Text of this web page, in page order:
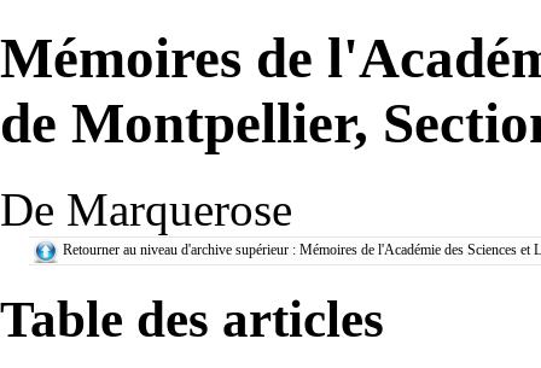
Mémoires de
de Montpellier,
De Marquerose
Retourner au niveau d'archive supérieur : Mémoires de l'Académie des Sciences
Table des articles